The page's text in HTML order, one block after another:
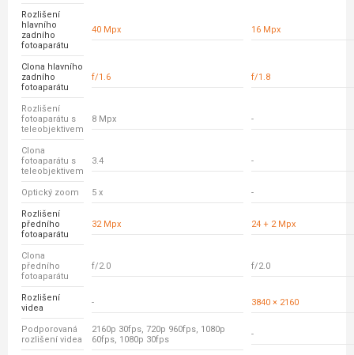
Rozlišení
hlavního
zadního
fotoaparátu
40 Mpx 16 Mpx
Clona hlavního
zadního
fotoaparátu
f/1.6 f/1.8
Rozlišení
fotoaparátu s
teleobjektivem
8 Mpx -
Clona
fotoaparátu s
teleobjektivem
3.4 -
Optický zoom 5 x -
Rozlišení
předního
fotoaparátu
32 Mpx 24 + 2 Mpx
Clona
předního
fotoaparátu
f/2.0 f/2.0
Rozlišení
videa
- 3840 × 2160
Podporovaná
rozlišení videa
2160p 30fps, 720p 960fps, 1080p
60fps, 1080p 30fps
-